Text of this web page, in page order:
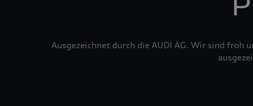
Ausgezeichnet durch die AUDI AG. Wir sind froh